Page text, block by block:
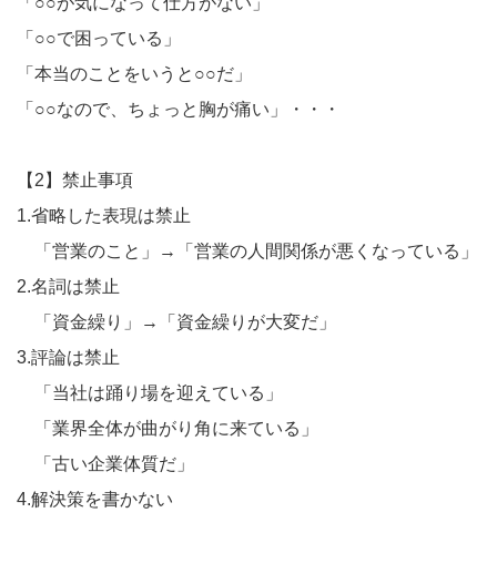
「○○で困っている」
「本当のことをいうと○○だ」
「○○なので、ちょっと胸が痛い」・・・
【2】禁止事項
1.省略した表現は禁止
「営業のこと」→「営業の人間関係が悪くなっている」
2.名詞は禁止
「資金繰り」→「資金繰りが大変だ」
3.評論は禁止
「当社は踊り場を迎えている」
「業界全体が曲がり角に来ている」
「古い企業体質だ」
4.解決策を書かない